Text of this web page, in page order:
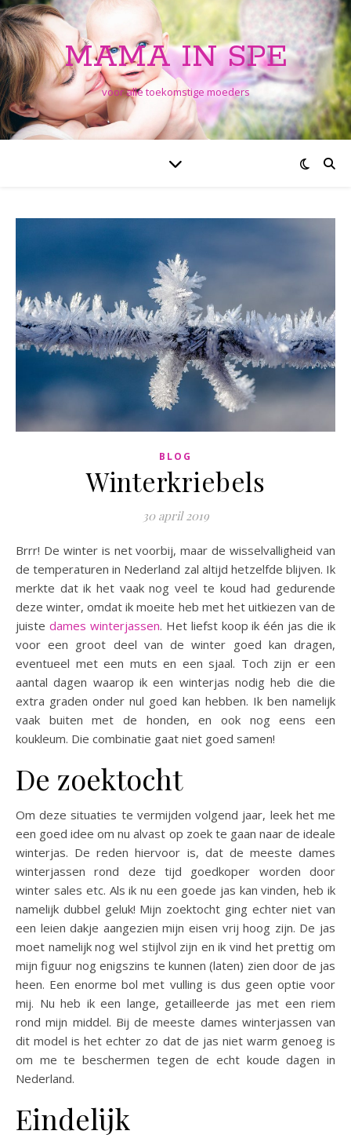
MAMA IN SPE
voor alle toekomstige moeders
BLOG
Winterkriebels
30 april 2019
Brrr! De winter is net voorbij, maar de wisselvalligheid van
de temperaturen in Nederland zal altijd hetzelfde blijven. Ik
merkte dat ik het vaak nog veel te koud had gedurende
deze winter, omdat ik moeite heb met het uitkiezen van de
juiste dames winterjassen. Het liefst koop ik één jas die ik
voor een groot deel van de winter goed kan dragen,
eventueel met een muts en een sjaal. Toch zijn er een
aantal dagen waarop ik een winterjas nodig heb die die
extra graden onder nul goed kan hebben. Ik ben namelijk
vaak buiten met de honden, en ook nog eens een
koukleum. Die combinatie gaat niet goed samen!
De zoektocht
Om deze situaties te vermijden volgend jaar, leek het me
een goed idee om nu alvast op zoek te gaan naar de ideale
winterjas. De reden hiervoor is, dat de meeste dames
winterjassen rond deze tijd goedkoper worden door
winter sales etc. Als ik nu een goede jas kan vinden, heb ik
namelijk dubbel geluk! Mijn zoektocht ging echter niet van
een leien dakje aangezien mijn eisen vrij hoog zijn. De jas
moet namelijk nog wel stijlvol zijn en ik vind het prettig om
mijn figuur nog enigszins te kunnen (laten) zien door de jas
heen. Een enorme bol met vulling is dus geen optie voor
mij. Nu heb ik een lange, getailleerde jas met een riem
rond mijn middel. Bij de meeste dames winterjassen van
dit model is het echter zo dat de jas niet warm genoeg is
om me te beschermen tegen de echt koude dagen in
Nederland.
Eindelijk